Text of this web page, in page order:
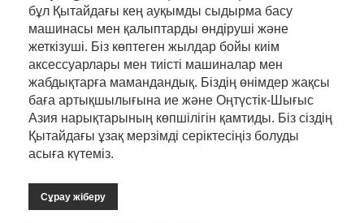
бұл Қытайдағы кең ауқымды сыдырма басу
машинасы мен қалыптарды өндіруші және
жеткізуші. Біз көптеген жылдар бойы киім
аксессуарлары мен тиісті машиналар мен
жабдықтарға мамандандық. Біздің өнімдер жақсы
баға артықшылығына ие және Оңтүстік-Шығыс
Азия нарықтарының көпшілігін қамтиды. Біз сіздің
Қытайдағы ұзақ мерзімді серіктесіңіз болуды
асыға күтеміз.
Сұрау жіберу